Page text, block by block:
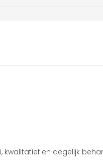
kwalitatief en degelijk